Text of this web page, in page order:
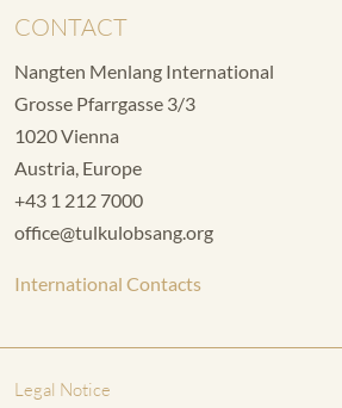
CONTACT
Nangten Menlang International
Grosse Pfarrgasse 3/3
1020 Vienna
Austria, Europe
+43 1 212 7000
office@tulkulobsang.org
International Contacts
Legal Notice